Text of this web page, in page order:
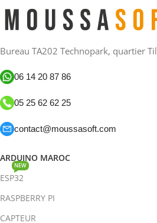
Bureau TA202 Technopark, quartier
06 14 20 87 86
05 25 62 62 25
contact@moussasoft.com
ARDUINO MAROC
ESP32
NEW
RASPBERRY PI
CAPTEUR